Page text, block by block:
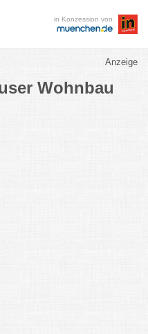
in Konzession von
Anzeige
Wohnbau